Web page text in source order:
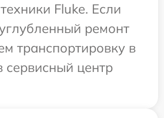
Fluke. Если
ремонт
транспортировку в
сервисный центр